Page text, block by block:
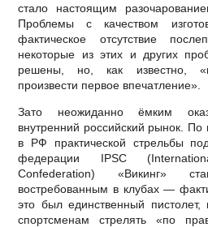
стало настоящим
Проблемы с качеством
фактическое отсутствие
некоторые из этих и других
решены, но, как известно,
произвести первое впечатление».
Зато неожиданно ёмким
внутренний российский рынок. По
в РФ практической стрельбы
федерации IPSC
Confederation) «Викинг»
востребованным в клубах —
это был единственный пистолет,
спортсменам стрелять «по